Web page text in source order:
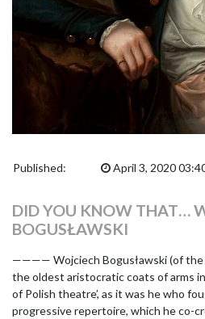
Published: April 3, 2020
DID YOU KNOW THAT…
BOGUSŁAWSKI
———— Wojciech Bogusławski (of the
the oldest aristocratic coats of arms
of Polish theatre’, as it was he who
progressive repertoire, which he co-